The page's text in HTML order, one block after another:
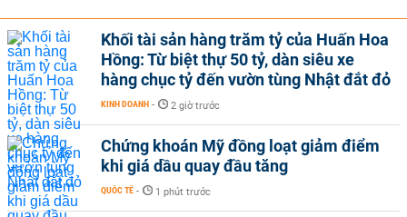
Khối tài sản hàng trăm tỷ của Huấn Hoa
Hồng: Từ biệt thự 50 tỷ, dàn siêu xe
hàng chục tỷ đến vườn tùng Nhật đắt đỏ
KINH DOANH - 2 giờ trước
Chứng khoán Mỹ đồng loạt giảm điểm
khi giá dầu quay đầu tăng
QUỐC TẾ - 1 phút trước